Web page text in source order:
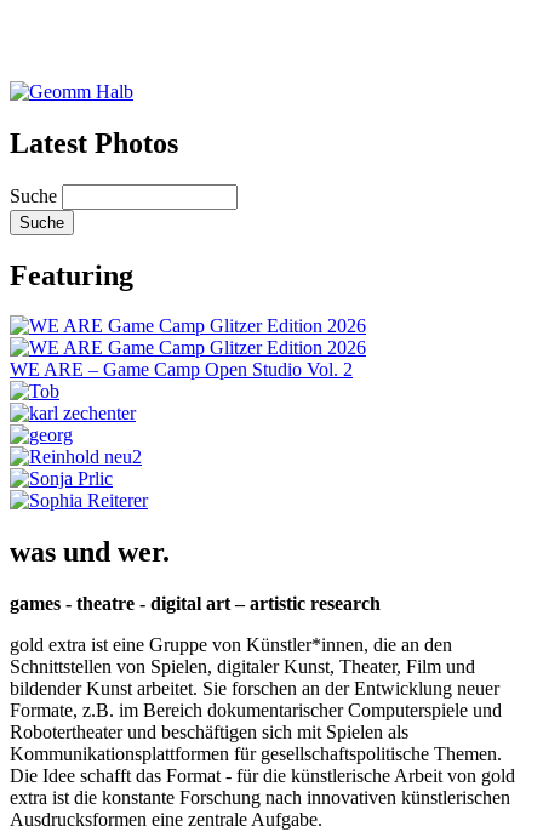
Latest Photos
Suche
Featuring
WE ARE – Game Camp Open Studio Vol. 2
was und wer.
games - theatre - digital art – artistic research
gold extra ist eine Gruppe von Künstler*innen, die an den
Schnittstellen von Spielen, digitaler Kunst, Theater, Film und
bildender Kunst arbeitet. Sie forschen an der Entwicklung neuer
Formate, z.B. im Bereich dokumentarischer Computerspiele und
Robotertheater und beschäftigen sich mit Spielen als
Kommunikationsplattformen für gesellschaftspolitische Themen.
Die Idee schafft das Format - für die künstlerische Arbeit von gold
extra ist die konstante Forschung nach innovativen künstlerischen
Ausdrucksformen eine zentrale Aufgabe.